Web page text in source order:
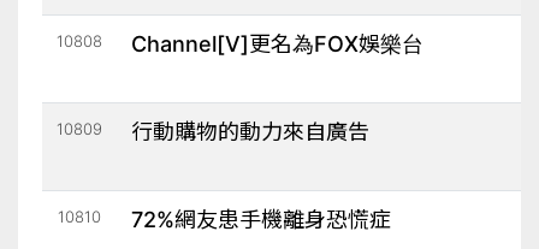
10808 Channel[V]更名為FOX娛樂台
10809 行動購物的動力來自廣告
10810 72%網友患手機離身恐慌症